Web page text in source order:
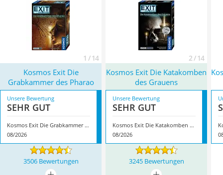
* mit seinen Eigenschaften.
1 / 14 2 / 14
Kosmos Exit Die
Grabkammer des Pharao
Kosmos Exit Die Katakomben
des Grauens
Unsere Bewertung
SEHR GUT
Kosmos Exit Die Grabkammer des Pharao
08/2026
Unsere Bewertung
SEHR GUT
Kosmos Exit Die Katakomben des Grauens
08/2026
3506 Bewertungen 3245 Bewertungen